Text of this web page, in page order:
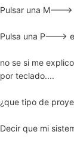
Pulsar una M--->
Pulsa una P--->
no se si me
por teclado....
¿que tipo de
Decir que mi